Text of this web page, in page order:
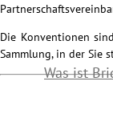
Was ist
Die Konventionen
Sammlung, in der Sie